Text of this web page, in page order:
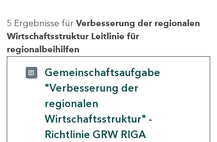
5 Ergebnisse für Verbesserung der regionalen
Wirtschaftsstruktur Leitlinie für
regionalbeihilfen
Gemeinschaftsaufgabe
"Verbesserung der
regionalen
Wirtschaftsstruktur" -
Richtlinie GRW RIGA